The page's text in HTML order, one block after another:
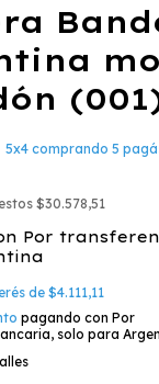
5x4 comprando 5
$30.578,51
Por
de $4.111,11
pagando con Por
solo para